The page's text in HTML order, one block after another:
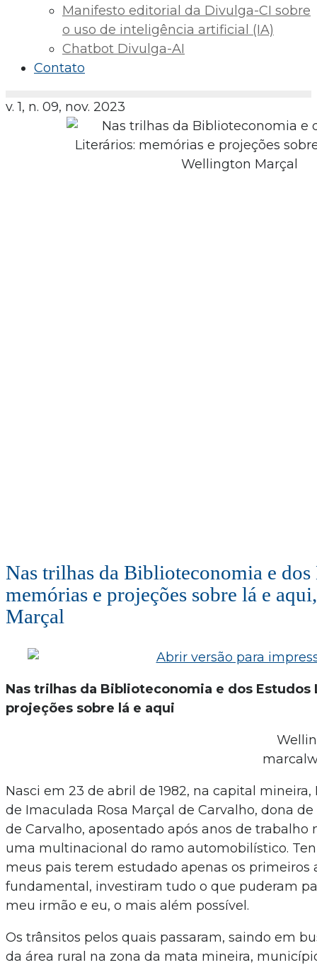
Manifesto editorial da Divulga-CI sobre
o uso de inteligência artificial (IA)
Chatbot Divulga-AI
Contato
v. 1, n. 09, nov. 2023
Nas trilhas da Biblioteconomia e
memórias e projeções sobre lá e
Marçal
Nas trilhas da Biblioteconomia e dos
projeções sobre lá e aqui
Nasci em 23 de abril de 1982, na capital
de Imaculada Rosa Marçal de Carvalho, dona
de Carvalho, aposentado após anos de trabalho
uma multinacional do ramo automobilístico.
meus pais terem estudado apenas os primeiros
fundamental, investiram tudo o que puderam
meu irmão e eu, o mais além possível.
Os trânsitos pelos quais passaram, saindo em
da área rural na zona da mata mineira,